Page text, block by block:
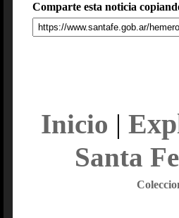
Comparte esta noticia
Inicio |
Santa Fe